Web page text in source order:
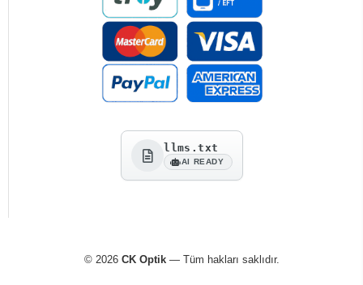
llms.txt
AI READY
© 2026 CK Optik— Tüm hakları saklıdır.